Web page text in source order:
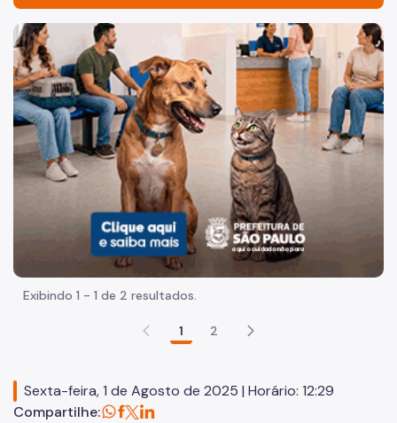
Acesso à Informação
Participação Social
Quadro de Serviços
Acesso à Proteção de Dados Pessoais
Organização
Equipamentos Públicos
Infocidade
Licitações
Imagem de um cachorro caramelo e uma gata rajada,
Exibindo 1 - 1 de 2 resultados.
1 2
Sexta-feira, 1 de Agosto de 2025 | Horário: 12:29
Compartilhe: